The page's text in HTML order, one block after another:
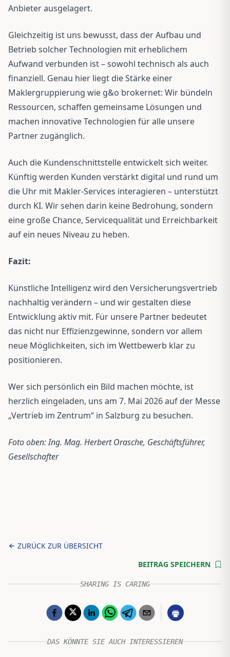
Anbieter ausgelagert.
Gleichzeitig ist uns bewusst, dass der Aufbau und
Betrieb solcher Technologien mit erheblichem
Aufwand verbunden ist – sowohl technisch als auch
finanziell. Genau hier liegt die Stärke einer
Maklergruppierung wie g&o brokernet: Wir bündeln
Ressourcen, schaffen gemeinsame Lösungen und
machen innovative Technologien für alle unsere
Partner zugänglich.
Auch die Kundenschnittstelle entwickelt sich weiter.
Künftig werden Kunden verstärkt digital und rund um
die Uhr mit Makler-Services interagieren – unterstützt
durch KI. Wir sehen darin keine Bedrohung, sondern
eine große Chance, Servicequalität und Erreichbarkeit
auf ein neues Niveau zu heben.
Fazit:
Künstliche Intelligenz wird den Versicherungsvertrieb
nachhaltig verändern – und wir gestalten diese
Entwicklung aktiv mit. Für unsere Partner bedeutet
das nicht nur Effizienzgewinne, sondern vor allem
neue Möglichkeiten, sich im Wettbewerb klar zu
positionieren.
Wer sich persönlich ein Bild machen möchte, ist
herzlich eingeladen, uns am 7. Mai 2026 auf der Messe
„Vertrieb im Zentrum“ in Salzburg zu besuchen.
Foto oben: Ing. Mag. Herbert Orasche, Geschäftsführer,
Gesellschafter
ZURÜCK ZUR ÜBERSICHT
BEITRAG SPEICHERN
SHARING IS CARING
DAS KÖNNTE SIE AUCH INTERESSIEREN